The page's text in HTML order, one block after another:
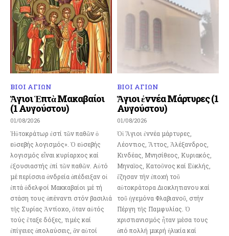
ΒΙΟΙ ΑΓΙΩΝ
Ἅγιοι Ἑπτὰ Μακαβαίοι
(1 Αυγούστου)
01/08/2026
Ἡὐτοκράτωρ ἐστί τῶν παθῶν ὁ
εὐσεβής λογισμός». Ὁ εὐσεβής
λογισμός εἶναι κυρίαρχος καί
ἐξουσιαστής ἐπί τῶν παθῶν. Αὐτό
μέ περίσσια ἀνδρεία ἀπέδειξαν οἱ
ἑπτά ἀδελφοί Μακκαβαίοι μέ τή
στάση τους ἀπέναντι στόν βασιλιά
τῆς Συρίας Ἀντίοχο, ὅταν αὐτός
τούς ἔταξε δόξες, τιμές καί
ἐπίγειες ἀπολαύσεις, ἂν αὐτοί
ΒΙΟΙ ΑΓΙΩΝ
Ἅγιοι ἐννέα Μάρτυρες (1
Αυγούστου)
01/08/2026
Ὁἱ Ἅγιοι ἐννέα μάρτυρες,
Λέοντιος, Ἄττος, Ἀλέξανδρος,
Κινδέας, Μνησίθεος, Κυριακός,
Μηναῖος, Κατοῦνος καί Εὐκλής,
ἔζησαν τήν ἐποχή τοῦ
αὐτοκράτορα Διοκλητιανου καί
τοῦ ἡγεμόνα Φλαβιανοῦ, στήν
Πέργη τῆς Παμφυλίας. Ὁ
χριστιανισμός ἦταν μέσα τους
ἀπό πολλή μικρή ἡλικία καί